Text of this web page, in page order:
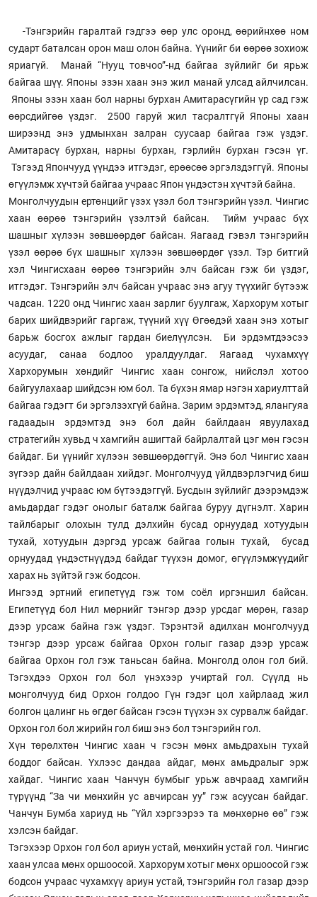
-Тэнгэрийн гаралтай гэдгээ өөр улс оронд, өөрийнхөө ном
сударт баталсан орон маш олон байна. Үүнийг би өөрөө зохиож
яриагүй. Манай “Нууц товчоо”-нд байгаа зүйлийг би ярьж
байгаа шүү. Японы эзэн хаан энэ жил манай улсад айлчилсан.
Японы эзэн хаан бол нарны бурхан Амитарасүгийн үр сад гэж
өөрсдийгөө үздэг. 2500 гаруй жил тасралтгүй Японы хаан
ширээнд энэ удмынхан залран суусаар байгаа гэж үздэг.
Амитарасү бурхан, нарны бурхан, гэрлийн бурхан гэсэн үг.
Тэгээд Япончууд үүндээ итгэдэг, ерөөсөө эргэлздэггүй. Японы
өгүүлэмж хүчтэй байгаа учраас Япон үндэстэн хүчтэй байна.
Монголчуудын ертөнцийг үзэх үзэл бол тэнгэрийн үзэл. Чингис
хаан өөрөө тэнгэрийн үзэлтэй байсан. Тийм учраас бүх
шашныг хүлээн зөвшөөрдөг байсан. Яагаад гэвэл тэнгэрийн
үзэл өөрөө бүх шашныг хүлээн зөвшөөрдөг үзэл. Тэр битгий
хэл Чингисхаан өөрөө тэнгэрийн элч байсан гэж би үздэг,
итгэдэг. Тэнгэрийн элч байсан учраас энэ агуу түүхийг бүтээж
чадсан. 1220 онд Чингис хаан зарлиг буулгаж, Хархорум хотыг
барих шийдвэрийг гаргаж, түүний хүү Өгөөдэй хаан энэ хотыг
барьж босгох ажлыг гардан биелүүлсэн. Би эрдэмтдээсээ
асуудаг, санаа бодлоо уралдуулдаг. Яагаад чухамхүү
Хархорумын хөндийг Чингис хаан сонгож, нийслэл хотоо
байгуулахаар шийдсэн юм бол. Та бүхэн ямар нэгэн хариулттай
байгаа гэдэгт би эргэлзэхгүй байна. Зарим эрдэмтэд, ялангуяа
гадаадын эрдэмтэд энэ бол дайн байлдаан явуулахад
стратегийн хувьд ч хамгийн ашигтай байрлалтай цэг мөн гэсэн
байдаг. Би үүнийг хүлээн зөвшөөрдөггүй. Энэ бол Чингис хаан
зүгээр дайн байлдаан хийдэг. Монголчууд үйлдвэрлэгчид биш
нүүдэлчид учраас юм бүтээдэггүй. Бусдын зүйлийг дээрэмдэж
амьдардаг гэдэг онолыг баталж байгаа буруу дүгнэлт. Харин
тайлбарыг олохын тулд дэлхийн бусад орнуудад хотуудын
тухай, хотуудын дэргэд урсаж байгаа голын тухай, бусад
орнуудад үндэстнүүдэд байдаг түүхэн домог, өгүүлэмжүүдийг
харах нь зүйтэй гэж бодсон.
Ингээд эртний египетүүд гэж том соёл иргэншил байсан.
Египетүүд бол Нил мөрнийг тэнгэр дээр урсдаг мөрөн, газар
дээр урсаж байна гэж үздэг. Тэрэнтэй адилхан монголчууд
тэнгэр дээр урсаж байгаа Орхон голыг газар дээр урсаж
байгаа Орхон гол гэж таньсан байна. Монголд олон гол бий.
Тэгэхдээ Орхон гол бол үнэхээр учиртай гол. Сүүлд нь
монголчууд бид Орхон голдоо Гүн гэдэг цол хайрлаад жил
болгон цалинг нь өгдөг байсан гэсэн түүхэн эх сурвалж байдаг.
Орхон гол бол жирийн гол биш энэ бол тэнгэрийн гол.
Хүн төрөлхтөн Чингис хаан ч гэсэн мөнх амьдрахын тухай
боддог байсан. Үхлээс дандаа айдаг, мөнх амьдралыг эрж
хайдаг. Чингис хаан Чанчун бумбыг урьж авчраад хамгийн
түрүүнд “За чи мөнхийн ус авчирсан уу” гэж асуусан байдаг.
Чанчун Бумба хариуд нь “Үйл хэргээрээ та мөнхөрнө өө” гэж
хэлсэн байдаг.
Тэгэхээр Орхон гол бол ариун устай, мөнхийн устай гол. Чингис
хаан улсаа мөнх оршоосой. Хархорум хотыг мөнх оршоосой гэж
бодсон учраас чухамхүү ариун устай, тэнгэрийн гол газар дээр